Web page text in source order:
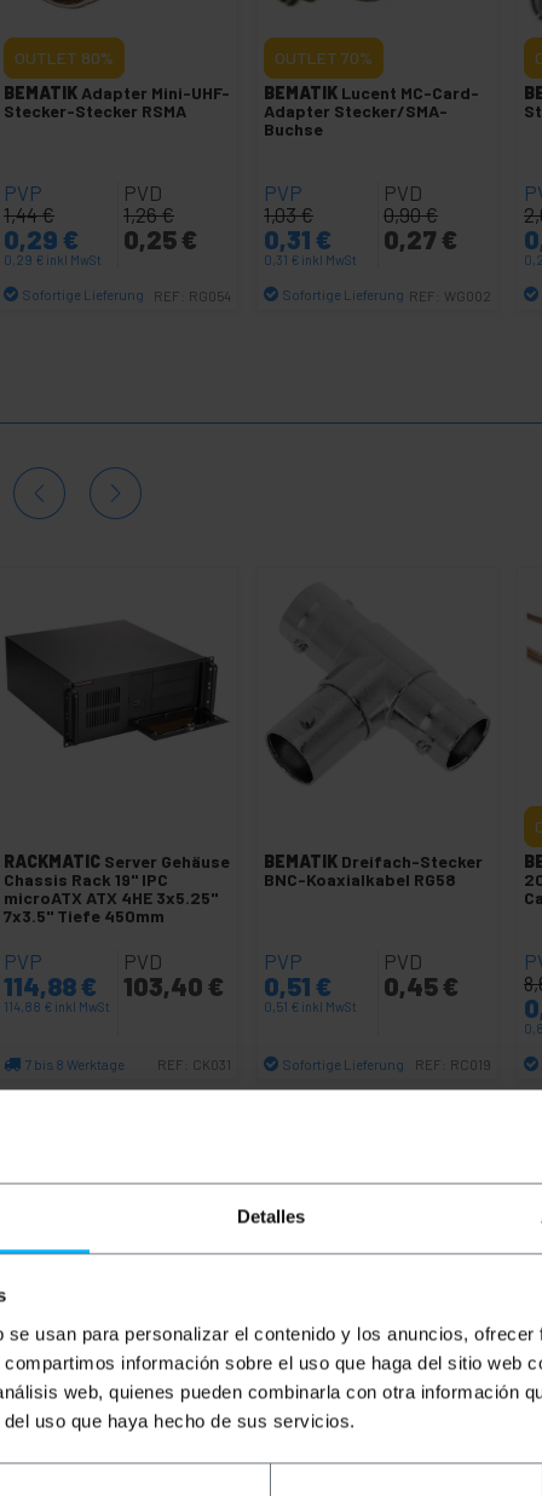
Detalles
usan para personalizar el contenido y los anuncios,
información sobre el uso que haga del sitio web
web, quienes pueden combinarla con otra información
uso que haya hecho de sus servicios.
OUTLET 80%
BEMATIK Adapter Mini-UHF-
Stecker-Stecker RSMA
PVP
1,44€
0,29 €
0,29 € inkl MwSt
PVD
1,26€
0,25 €
Sofortige Lieferung REF: RG054
OUTLET 70%
BEMATIK Lucent MC-Card-
Adapter Stecker/SMA-
Buchse
PVP
1,03€
0,31 €
0,31 € inkl MwSt
PVD
0,90€
0,27 €
Sofortige Lieferung REF: WG002
RACKMATIC Server Gehäuse
Chassis Rack 19" IPC
microATX ATX 4HE 3x5.25"
7x3.5" Tiefe 450mm
PVP
114,88€
114,88 € inkl MwSt
PVD
103,40 €
7 bis 8 Werktage REF: CK031
Menge
BEMATIK Dreifach-Stecker
BNC-Koaxialkabel RG58
PVP
0,51 €
0,51 € inkl MwSt
PVD
0,45 €
Sofortige Lieferung REF: RC019
Menge
ideal zum Anschluss von Antennen und
einen SMA-Stecker-invertiert (rSMA-Stecker) am
dBi/m, was bedeutet, dass der spezifische Verlust für